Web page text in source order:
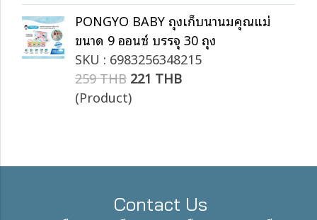
PONGYO BABY ถุงเก็บน้ำนมคุณแม่
ขนาด 9 ออนซ์ บรรจุ 30 ถุง
SKU : 6983256348215
259 THB 221 THB
(Product)
Contact Us